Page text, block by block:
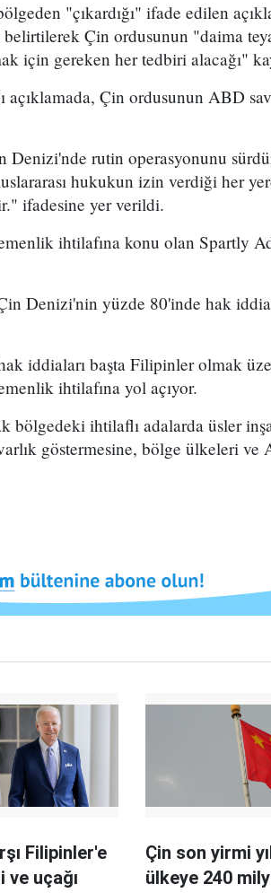
"çıkardığı" ifade edilen
Çin ordusunun "daima
için gereken her tedbiri alacağı"
Çin ordusunun ABD
Denizi'nde rutin operasyonunu
hukukun izin verdiği her
ifadesine yer verildi.
ihtilafına konu olan Spartly
Denizi'nin yüzde 80'inde hak
iddiaları başta Filipinler olmak
ihtilafına yol açıyor.
bölgedeki ihtilaflı adalarda üsler
göstermesine, bölge ülkeleri ve
Filipinler'e
ve uçağı
Çin son yirmi
ülkeye 240